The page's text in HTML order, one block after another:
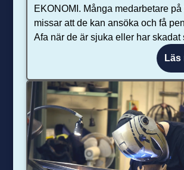
EKONOMI. Många medarbetare
missar att de kan ansöka och få
Afa när de är sjuka eller har skadat
Läs